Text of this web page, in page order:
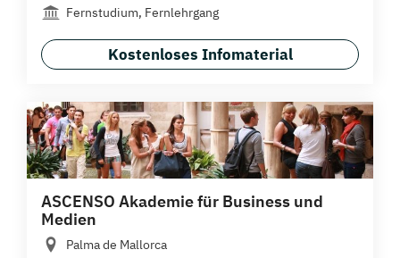
Fernstudium, Fernlehrgang
Kostenloses Infomaterial
ASCENSO Akademie für Business und
Medien
Palma de Mallorca